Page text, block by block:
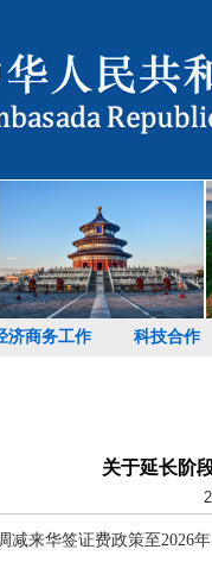
济商务工作 科技合作
关于延长阶
来华签证费政策至2026年